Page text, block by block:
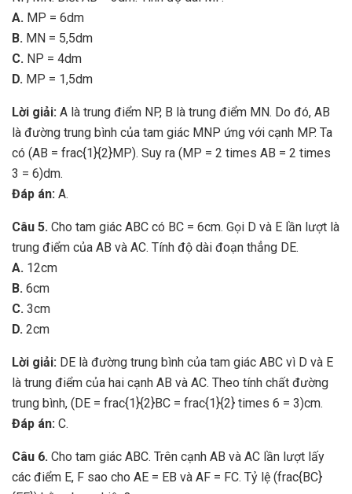
A. MP = 6dm
B. MN = 5,5dm
C. NP = 4dm
D. MP = 1,5dm
Lời giải: A là trung điểm NP, B là trung điểm MN. Do đó, AB
là đường trung bình của tam giác MNP ứng với cạnh MP. Ta
có (AB = frac{1}{2}MP). Suy ra (MP = 2 times AB = 2 times
3 = 6)dm.
Đáp án: A.
Câu 5. Cho tam giác ABC có BC = 6cm. Gọi D và E lần lượt là
trung điểm của AB và AC. Tính độ dài đoạn thẳng DE.
A. 12cm
B. 6cm
C. 3cm
D. 2cm
Lời giải: DE là đường trung bình của tam giác ABC vì D và E
là trung điểm của hai cạnh AB và AC. Theo tính chất đường
trung bình, (DE = frac{1}{2}BC = frac{1}{2} times 6 = 3)cm.
Đáp án: C.
Câu 6. Cho tam giác ABC. Trên cạnh AB và AC lần lượt lấy
các điểm E, F sao cho AE = EB và AF = FC. Tỷ lệ (frac{BC}